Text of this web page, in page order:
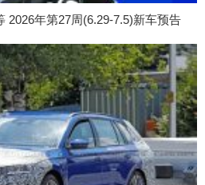
2026年第27周(6.29-7.5)新车预告